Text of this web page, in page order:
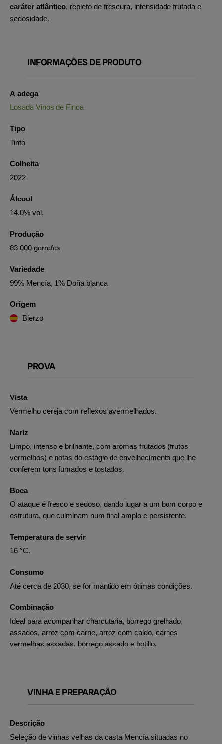
caráter atlântico, repleto de frescura, intensidade frutada e
sedosidade.
INFORMAÇÕES DE PRODUTO
A adega
Losada Vinos de Finca
Tipo
Tinto
Colheita
2022
Álcool
14.0% vol.
Produção
83 000 garrafas
Variedade
99% Mencía, 1% Doña blanca
Origem
Bierzo
PROVA
Vista
Vermelho cereja com reflexos avermelhados.
Nariz
Limpo, intenso e brilhante, com aromas frutados (frutos
vermelhos) e notas do estágio de envelhecimento que lhe
conferem tons fumados e tostados.
Boca
O ataque é fresco e sedoso, dando lugar a um bom corpo e
estrutura, que culminam num final amplo e persistente.
Temperatura de servir
16 °C.
Consumo
Até cerca de 2030, se for mantido em ótimas condições.
Combinação
Ideal para acompanhar charcutaria, borrego grelhado,
assados, arroz com carne, arroz com caldo, carnes
vermelhas assadas, borrego assado e botillo.
VINHA E PREPARAÇÃO
Descrição
Seleção de vinhas velhas da casta Mencía situadas no